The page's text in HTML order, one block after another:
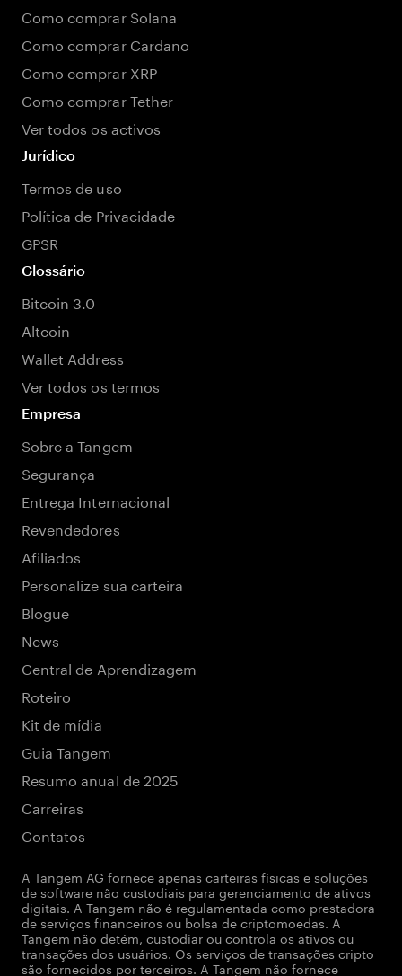
Como comprar Solana
Como comprar Cardano
Como comprar XRP
Como comprar Tether
Ver todos os activos
Jurídico
Termos de uso
Política de Privacidade
GPSR
Glossário
Bitcoin 3.0
Altcoin
Wallet Address
Ver todos os termos
Empresa
Sobre a Tangem
Segurança
Entrega Internacional
Revendedores
Afiliados
Personalize sua carteira
Blogue
News
Central de Aprendizagem
Roteiro
Kit de mídia
Guia Tangem
Resumo anual de 2025
Carreiras
Contatos
A Tangem AG fornece apenas carteiras físicas e soluções
de software não custodiais para gerenciamento de ativos
digitais. A Tangem não é regulamentada como prestadora
de serviços financeiros ou bolsa de criptomoedas. A
Tangem não detém, custodiar ou controla os ativos ou
transações dos usuários. Os serviços de transações cripto
são fornecidos por terceiros. A Tangem não fornece